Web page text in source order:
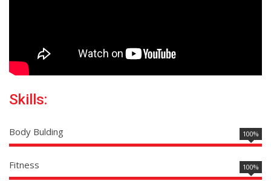
Skills:
Body Bulding 100%
Fitness 100%